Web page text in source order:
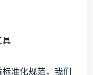
准化规范，我们